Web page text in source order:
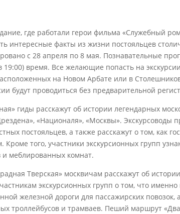
где работали герои фильма «Служебный
интересные факты из жизни постояльцев
с 28 апреля по 8 мая. Познавательные
19:00) время. Все желающие попасть на
на Новом Арбате или в
будут проводиться без предварительной
гиды расскажут об истории легендарных
«Националя», «Москвы». Экскурсоводы
постояльцев, а также расскажут о том, как
того, участники экскурсионных групп
и меблированных комнат.
Тверская» москвичам расскажут об
экскурсионных групп о том, что
железной дороги для пассажирских повозок,
троллейбусов и трамваев. Пеший маршрут